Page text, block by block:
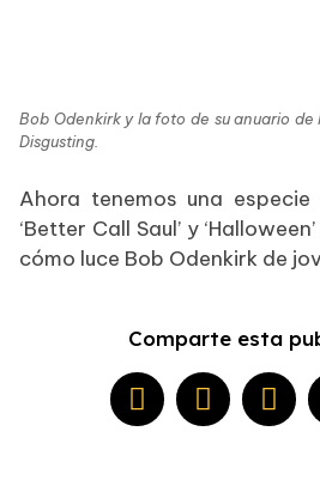
Bob Odenkirk y la foto de su anuario de
Disgusting.
Ahora tenemos una
‘Better Call Saul’ y
cómo luce Bob Odenkirk de
Comparte esta